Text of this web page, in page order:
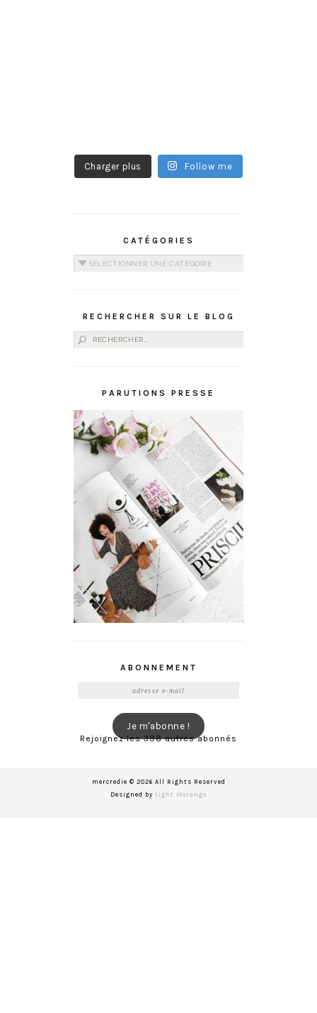
Charger plus Follow me
CATÉGORIES
Catégories
RECHERCHER SUR LE BLOG
Rechercher :
PARUTIONS PRESSE
ABONNEMENT
Je m'abonne !
Rejoignez les 398 autres abonnés
mercredie © 2026 All Rights Reserved
Designed by Light Morango